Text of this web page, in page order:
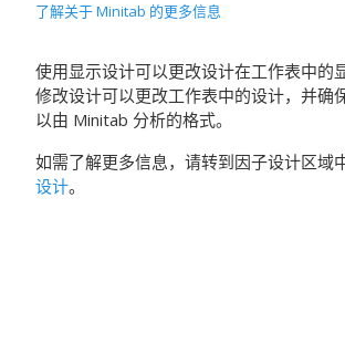
了解关于 Minitab 的更多信息
使用显示设计可以更改设计在工作表中的
修改设计可以更改工作表中的设计，并确
以由 Minitab 分析的格式。
如需了解更多信息，请转到因子设计区域
设计。